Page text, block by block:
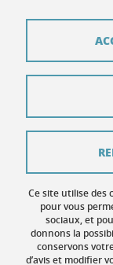
Contact
Mentions
Contribuer
Gestion des
Accessibilité :
Ce site utilise des
pour vous
sociaux, et
donnons la
conservons
d’avis et modifier